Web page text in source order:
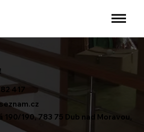
417
190/190, 783 75 Dub nad Moravou,